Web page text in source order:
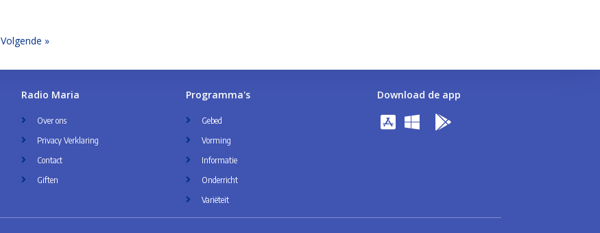
Volgende »
Radio Maria
Over ons
Privacy Verklaring
Contact
Giften
Programma's
Gebed
Vorming
Informatie
Onderricht
Variëteit
Download de app